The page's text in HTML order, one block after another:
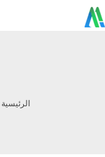
الرئيسية